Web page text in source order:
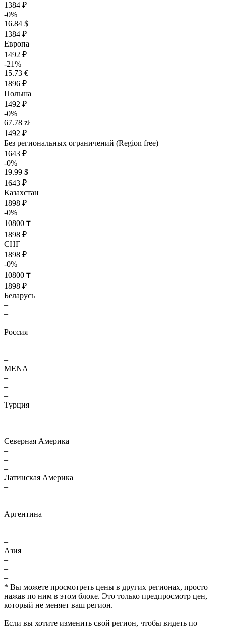
1384 ₽
-0%
16.84 $
1384 ₽
Европа
1492 ₽
-21%
15.73 €
1896 ₽
Польша
1492 ₽
-0%
67.78 zł
1492 ₽
Без региональных ограничений (Region free)
1643 ₽
-0%
19.99 $
1643 ₽
Казахстан
1898 ₽
-0%
10800 ₸
1898 ₽
СНГ
1898 ₽
-0%
10800 ₸
1898 ₽
Беларусь
–
–
–
Россия
–
–
–
MENA
–
–
–
Турция
–
–
–
Северная Америка
–
–
–
Латинская Америка
–
–
–
Аргентина
–
–
–
Азия
–
–
–
* Вы можете просмотреть цены в других регионах, просто
нажав по ним в этом блоке. Это только предпросмотр цен,
который не меняет ваш регион.
Если вы хотите изменить свой регион, чтобы видеть по